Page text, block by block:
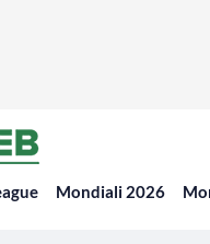
Mondiali 2026